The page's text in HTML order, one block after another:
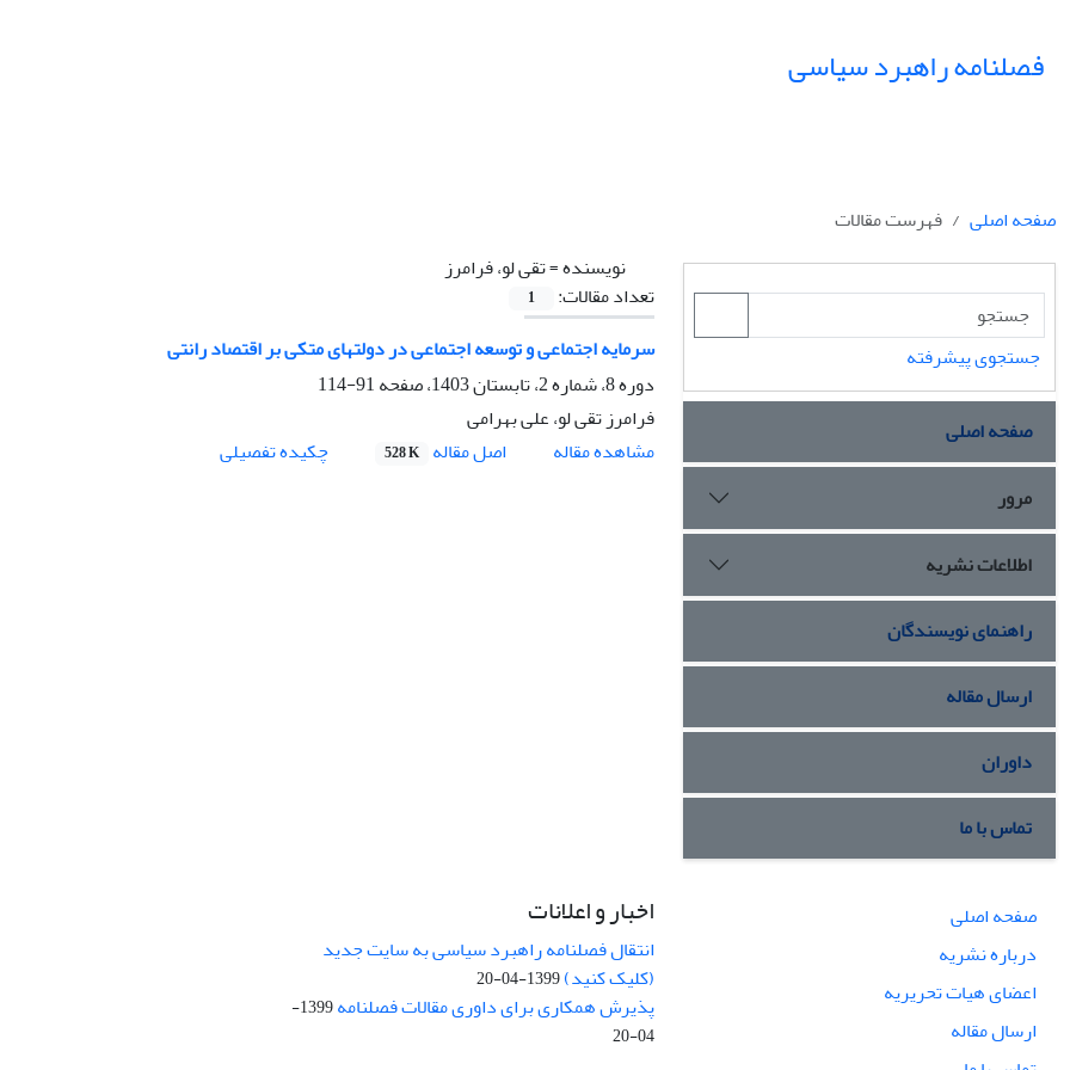
فصلنامه راهبرد سیاسی
صفحه اصلی
فهرست مقالات
نویسنده =تقی لو، فرامرز
تعداد مقالات:
1
سرمایه اجتماعی و توسعه اجتماعی در دولتهای متکی بر اقتصاد رانتی
دوره 8، شماره 2، تابستان 1403، صفحه
91-114
فرامرز تقی لو، علی بهرامی
مشاهده مقاله
اصل مقاله 528 K چکیده تفصیلی
جستجوی پیشرفته
صفحه اصلی
مرور
اطلاعات نشریه
راهنمای نویسندگان
ارسال مقاله
داوران
تماس با ما
صفحه اصلی
درباره نشریه
اعضای هیات تحریریه
ارسال مقاله
اخبار و اعلانات
انتقال فصلنامه راهبرد سیاسی به سایت جدید
(کلیک کنید)1399-04-20
پذیرش همکاری برای داوری مقالات فصلنامه
1399-
04-20